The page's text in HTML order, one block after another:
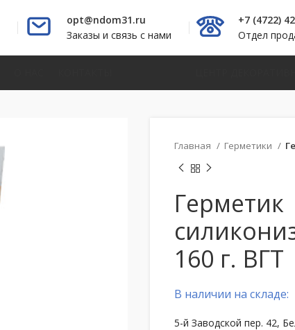
opt@ndom31.ru
Заказы и связь с нами
+7 (4722)
Отдел
Главная Герметики
Герметик
160 г. ВГТ
В наличии на складе:
5-й Заводской пер. 42,